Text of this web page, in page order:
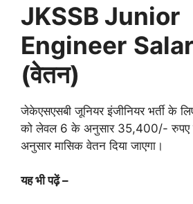
JKSSB Junior
Engineer
(वेतन)
जेकेएसएसबी जूनियर इंजीनियर भर्ती के
को लेवल 6 के अनुसार 35,400/-
अनुसार मासिक वेतन दिया जाएगा।
यह भी पढ़ें –